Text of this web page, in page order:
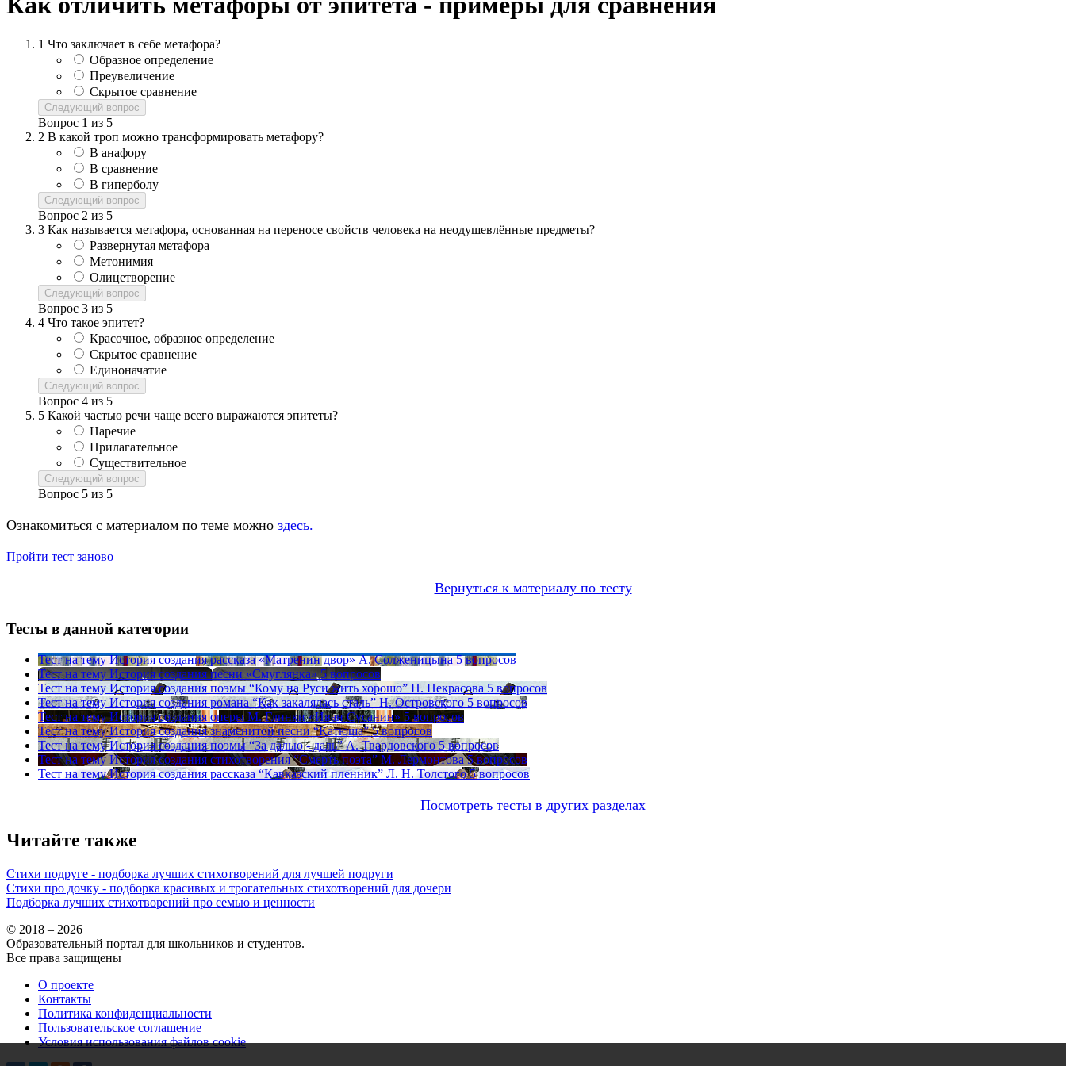
1 Что заключает в себе метафора?
Образное определение
Преувеличение
Скрытое сравнение
Следующий вопрос
Вопрос 1 из 5
2 В какой троп можно трансформировать метафору?
В анафору
В сравнение
В гиперболу
Следующий вопрос
Вопрос 2 из 5
3 Как называется метафора, основанная на переносе свойств человека на неодушевлённые предметы?
Развернутая метафора
Метонимия
Олицетворение
Следующий вопрос
Вопрос 3 из 5
4 Что такое эпитет?
Красочное, образное определение
Скрытое сравнение
Единоначатие
Следующий вопрос
Вопрос 4 из 5
5 Какой частью речи чаще всего выражаются эпитеты?
Наречие
Прилагательное
Существительное
Следующий вопрос
Вопрос 5 из 5
Ознакомиться с материалом по теме можно здесь.
Пройти тест заново
Вернуться к материалу по тесту
Тесты в данной категории
Тест на тему История создания рассказа «Матренин двор» А. Солженицына 5 вопросов
Тест на тему История создания песни «Смуглянка» 5 вопросов
Тест на тему История создания поэмы “Кому на Руси жить хорошо” Н. Некрасова 5 вопросов
Тест на тему История создания романа “Как закалялась сталь” Н. Островского 5 вопросов
Тест на тему История создания оперы М. Глинки «Иван Сусанин» 5 вопросов
Тест на тему История создания знаменитой песни “Катюша” 5 вопросов
Тест на тему История создания поэмы “За далью - даль” А. Твардовского 5 вопросов
Тест на тему История создания стихотворения “Смерть поэта” М. Лермонтова 5 вопросов
Тест на тему История создания рассказа “Кавказский пленник” Л. Н. Толстого 5 вопросов
Посмотреть тесты в других разделах
Читайте также
Стихи подруге - подборка лучших стихотворений для лучшей подруги
Стихи про дочку - подборка красивых и трогательных стихотворений для дочери
Подборка лучших стихотворений про семью и ценности
© 2018 – 2026
Образовательный портал для школьников и студентов.
Все права защищены
О проекте
Контакты
Политика конфиденциальности
Пользовательское соглашение
Условия использования файлов cookie